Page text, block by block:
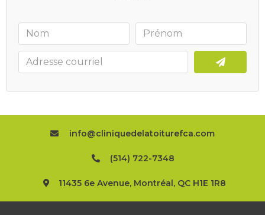
info@cliniquedelatoiturefca.com
(514) 722-7348
11435 6e Avenue, Montréal, QC H1E 1R8